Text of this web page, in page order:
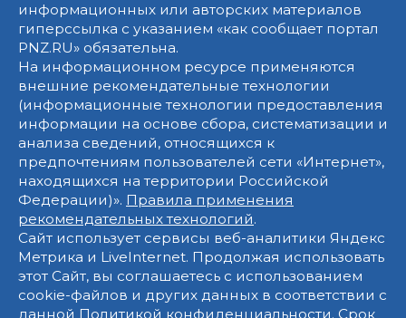
информационных или авторских материалов
гиперссылка с указанием «как сообщает портал
PNZ.RU» обязательна.
На информационном ресурсе применяются
внешние рекомендательные технологии
(информационные технологии предоставления
информации на основе сбора, систематизации и
анализа сведений, относящихся к
предпочтениям пользователей сети «Интернет»,
находящихся на территории Российской
Федерации)». Правила применения
рекомендательных технологий.
Сайт использует сервисы веб-аналитики Яндекс
Метрика и LiveInternet. Продолжая использовать
этот Сайт, вы соглашаетесь с использованием
cookie-файлов и других данных в соответствии с
данной Политикой конфиденциальности. Срок